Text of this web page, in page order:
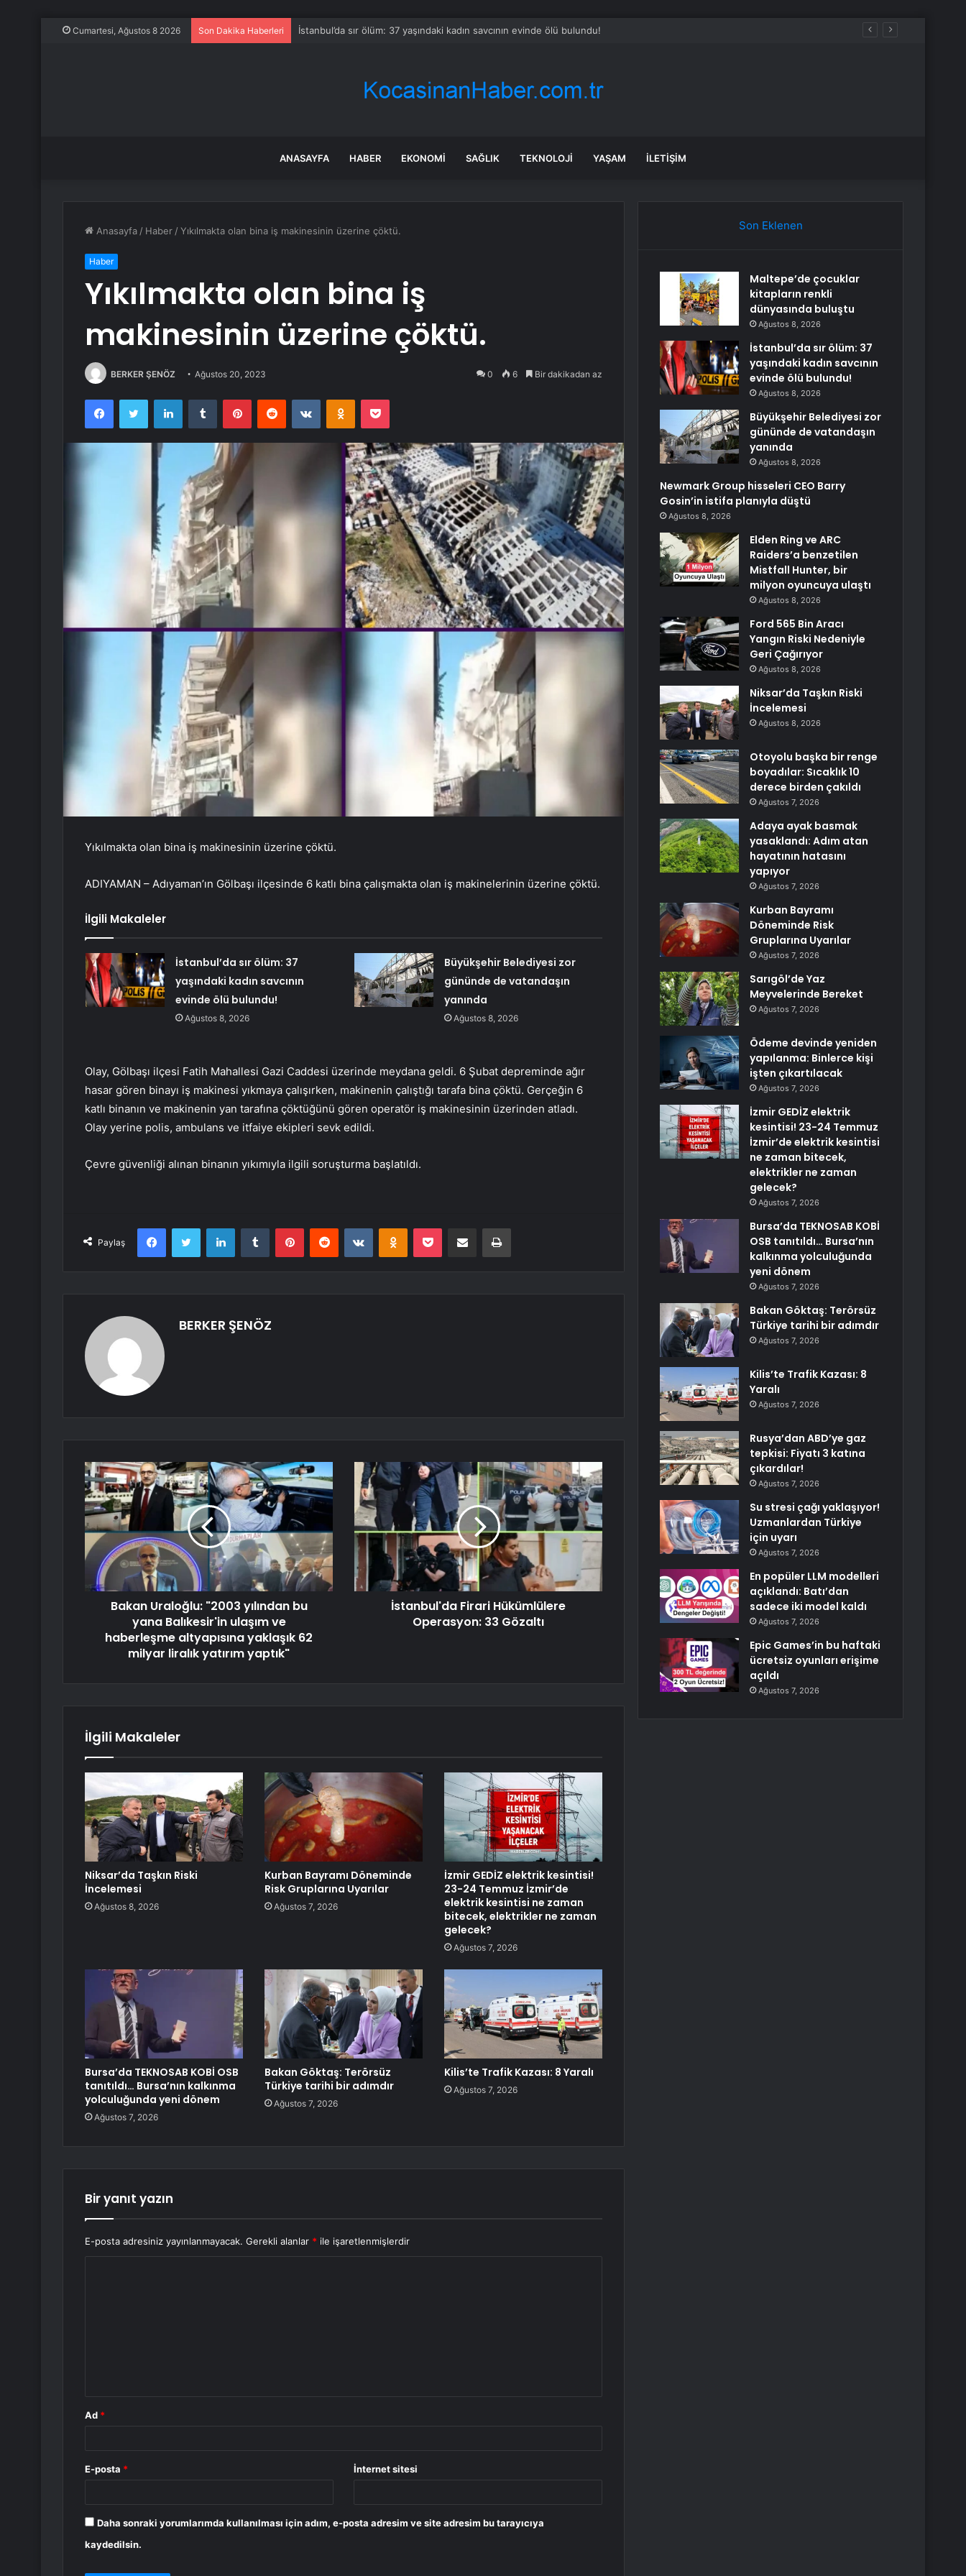
Cumartesi, Ağustos 8 2026 Son Dakika Haberleri İstanbul’da sır ölüm: 37 yaşındaki kadın savcının evinde ölü bulundu!
ANASAYFA HABER EKONOMI SAĞLIK TEKNOLOJI YAŞAM İLETIŞIM
Anasayfa / Haber /Yıkılmakta olan bina iş makinesinin üzerine çöktü.
Haber
Yıkılmakta olan bina iş
makinesinin üzerine çöktü.
BERKER ŞENÖZ Ağustos 20, 2023 0 6 Bir dakikadan az
FacebookTwitter LinkedInTumblr PinterestReddit VKontakteOdnoklassniki
Pocket
Yıkılmakta olan bina iş makinesinin üzerine çöktü.
ADIYAMAN – Adıyaman’ın Gölbaşı ilçesinde 6 katlı bina çalışmakta olan iş makinelerinin üzerine çöktü.
İlgili Makaleler
İstanbul’da sır ölüm: 37
yaşındaki kadın savcının
evinde ölü bulundu!
Ağustos 8, 2026
Büyükşehir Belediyesi zor
gününde de vatandaşın
yanında
Ağustos 8, 2026
Olay, Gölbaşı ilçesi Fatih Mahallesi Gazi Caddesi üzerinde meydana geldi. 6 Şubat depreminde ağır
hasar gören binayı iş makinesi yıkmaya çalışırken, makinenin çalıştığı tarafa bina çöktü. Gerçeğin 6
katlı binanın ve makinenin yan tarafına çöktüğünü gören operatör iş makinesinin üzerinden atladı.
Olay yerine polis, ambulans ve itfaiye ekipleri sevk edildi.
Çevre güvenliği alınan binanın yıkımıyla ilgili soruşturma başlatıldı.
Paylaş
FacebookTwitter LinkedInTumblr PinterestReddit VKontakteOdnoklassniki
Pocket E-Posta ile paylaş Yazdır
BERKER ŞENÖZ
Bakan Uraloğlu: "2003 yılından bu
yana Balıkesir'in ulaşım ve
haberleşme altyapısına yaklaşık 62
milyar liralık yatırım yaptık"
İstanbul'da Firari Hükümlülere
Operasyon: 33 Gözaltı
İlgili Makaleler
Niksar’da Taşkın Riski
İncelemesi
Ağustos 8, 2026
Kurban Bayramı Döneminde
Risk Gruplarına Uyarılar
Ağustos 7, 2026
İzmir GEDİZ elektrik kesintisi!
23-24 Temmuz İzmir’de
elektrik kesintisi ne zaman
bitecek, elektrikler ne zaman
gelecek?
Ağustos 7, 2026
Bursa’da TEKNOSAB KOBİ OSB
tanıtıldı… Bursa’nın kalkınma
yolculuğunda yeni dönem
Ağustos 7, 2026
Bakan Göktaş: Terörsüz
Türkiye tarihi bir adımdır
Ağustos 7, 2026
Kilis’te Trafik Kazası: 8 Yaralı
Ağustos 7, 2026
Bir yanıt yazın
E-posta adresiniz yayınlanmayacak. Gerekli alanlar * ile işaretlenmişlerdir
Ad *
E-posta * İnternet sitesi
Daha sonraki yorumlarımda kullanılması için adım, e-posta adresim ve site adresim bu tarayıcıya
kaydedilsin.
Son Eklenen
Maltepe’de çocuklar
kitapların renkli
dünyasında buluştu
Ağustos 8, 2026
İstanbul’da sır ölüm: 37
yaşındaki kadın savcının
evinde ölü bulundu!
Ağustos 8, 2026
Büyükşehir Belediyesi zor
gününde de vatandaşın
yanında
Ağustos 8, 2026
Newmark Group hisseleri CEO Barry
Gosin’in istifa planıyla düştü
Ağustos 8, 2026
Elden Ring ve ARC
Raiders’a benzetilen
Mistfall Hunter, bir
milyon oyuncuya ulaştı
Ağustos 8, 2026
Ford 565 Bin Aracı
Yangın Riski Nedeniyle
Geri Çağırıyor
Ağustos 8, 2026
Niksar’da Taşkın Riski
İncelemesi
Ağustos 8, 2026
Otoyolu başka bir renge
boyadılar: Sıcaklık 10
derece birden çakıldı
Ağustos 7, 2026
Adaya ayak basmak
yasaklandı: Adım atan
hayatının hatasını
yapıyor
Ağustos 7, 2026
Kurban Bayramı
Döneminde Risk
Gruplarına Uyarılar
Ağustos 7, 2026
Sarıgöl’de Yaz
Meyvelerinde Bereket
Ağustos 7, 2026
Ödeme devinde yeniden
yapılanma: Binlerce kişi
işten çıkartılacak
Ağustos 7, 2026
İzmir GEDİZ elektrik
kesintisi! 23-24 Temmuz
İzmir’de elektrik kesintisi
ne zaman bitecek,
elektrikler ne zaman
gelecek?
Ağustos 7, 2026
Bursa’da TEKNOSAB KOBİ
OSB tanıtıldı… Bursa’nın
kalkınma yolculuğunda
yeni dönem
Ağustos 7, 2026
Bakan Göktaş: Terörsüz
Türkiye tarihi bir adımdır
Ağustos 7, 2026
Kilis’te Trafik Kazası: 8
Yaralı
Ağustos 7, 2026
Rusya’dan ABD’ye gaz
tepkisi: Fiyatı 3 katına
çıkardılar!
Ağustos 7, 2026
Su stresi çağı yaklaşıyor!
Uzmanlardan Türkiye
için uyarı
Ağustos 7, 2026
En popüler LLM modelleri
açıklandı: Batı’dan
sadece iki model kaldı
Ağustos 7, 2026
Epic Games’in bu haftaki
ücretsiz oyunları erişime
açıldı
Ağustos 7, 2026